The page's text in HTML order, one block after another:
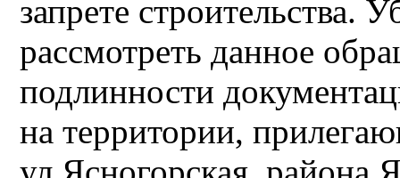
запрете строительства.
рассмотреть данное
подлинности
на территории,